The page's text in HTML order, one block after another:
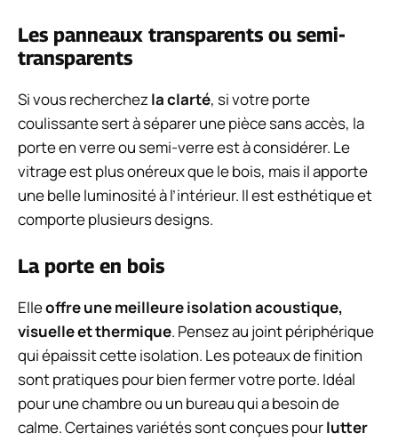
Les panneaux transparents ou semi-
transparents
Si vous recherchezla clarté, si votre porte
coulissante sert à séparer une pièce sans accès, la
porte en verre ou semi-verre est à considérer. Le
vitrage est plus onéreux que le bois, mais il apporte
une belle luminosité à l’intérieur. Il est esthétique et
comporte plusieurs designs.
La porte en bois
Elleoffre une meilleure isolation acoustique,
visuelle et thermique. Pensez au joint périphérique
qui épaissit cette isolation. Les poteaux de finition
sont pratiques pour bien fermer votre porte. Idéal
pour une chambre ou un bureau qui a besoin de
calme. Certaines variétés sont conçues pourlutter